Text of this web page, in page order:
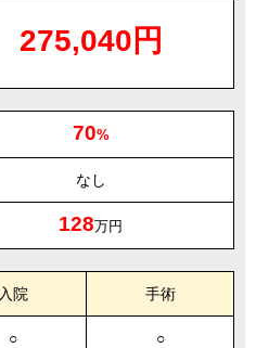
275,040円
70%
なし
128万円
入院 手術
○ ○